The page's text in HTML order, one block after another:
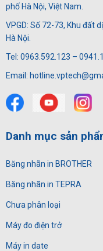
phố Hà Nội, Việt Nam.
VPGD: Số 72-73, Khu đất
Hà Nội.
Tel: 0963.592.123 –
Email:
Danh mục sản
Băng nhãn in BROTHER
Băng nhãn in TEPRA
Chưa phân loại
Máy đo điện trở
Máy in date